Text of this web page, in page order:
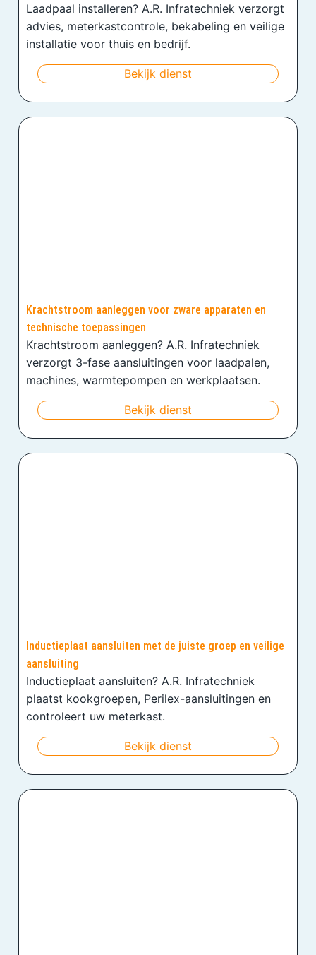
Laadpaal installeren? A.R. Infratechniek verzorgt
advies, meterkastcontrole, bekabeling en veilige
installatie voor thuis en bedrijf.
Bekijk dienst
Krachtstroom aanleggen voor zware apparaten en
technische toepassingen
Krachtstroom aanleggen? A.R. Infratechniek
verzorgt 3-fase aansluitingen voor laadpalen,
machines, warmtepompen en werkplaatsen.
Bekijk dienst
Inductieplaat aansluiten met de juiste groep en veilige
aansluiting
Inductieplaat aansluiten? A.R. Infratechniek
plaatst kookgroepen, Perilex-aansluitingen en
controleert uw meterkast.
Bekijk dienst